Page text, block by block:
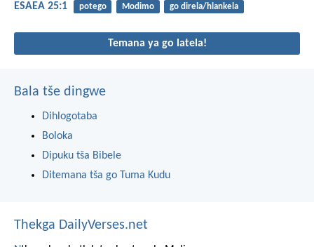
ESAEA 25:1 potego Modimo go direla/hlankela
Temana ya go latela!
Bala tše dingwe
Dihlogotaba
Boloka
Dipuku tša Bibele
Ditemana tša go Tuma Kudu
Thekga DailyVerses.net